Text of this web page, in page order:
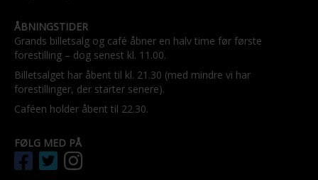
ÅBNINGSTIDER
Grands billetsalg og café åbner en halv time før første
forestilling – dog senest kl. 11.00.
Billetsalget har åbent til kl. 21.30 (med mindre vi har
forestillinger, der starter senere).
Caféen holder åbent til 22.30.
FØLG MED PÅ